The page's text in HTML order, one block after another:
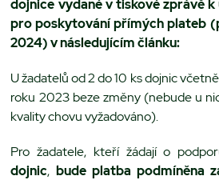
dojnice ​​​​​ vydané v tiskové zprávě
pro poskytování přímých plateb
2024) v následujícím článku:
U žadatelů od 2 do 10 ks dojnic
roku 2023 beze změny (nebude u
kvality chovu vyžadováno).
Pro žadatele, kteří žádají o
dojnic, bude platba podmíněna